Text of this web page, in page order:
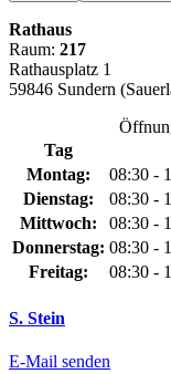
Rathaus
Raum: 217
Rathausplatz 1
59846 Sundern
Tag
Montag:
08:30 -
Dienstag:
08:30 -
Mittwoch:
08:30 -
Donnerstag: 08:30 -
Freitag:
08:30 -
S. Stein
E-Mail senden